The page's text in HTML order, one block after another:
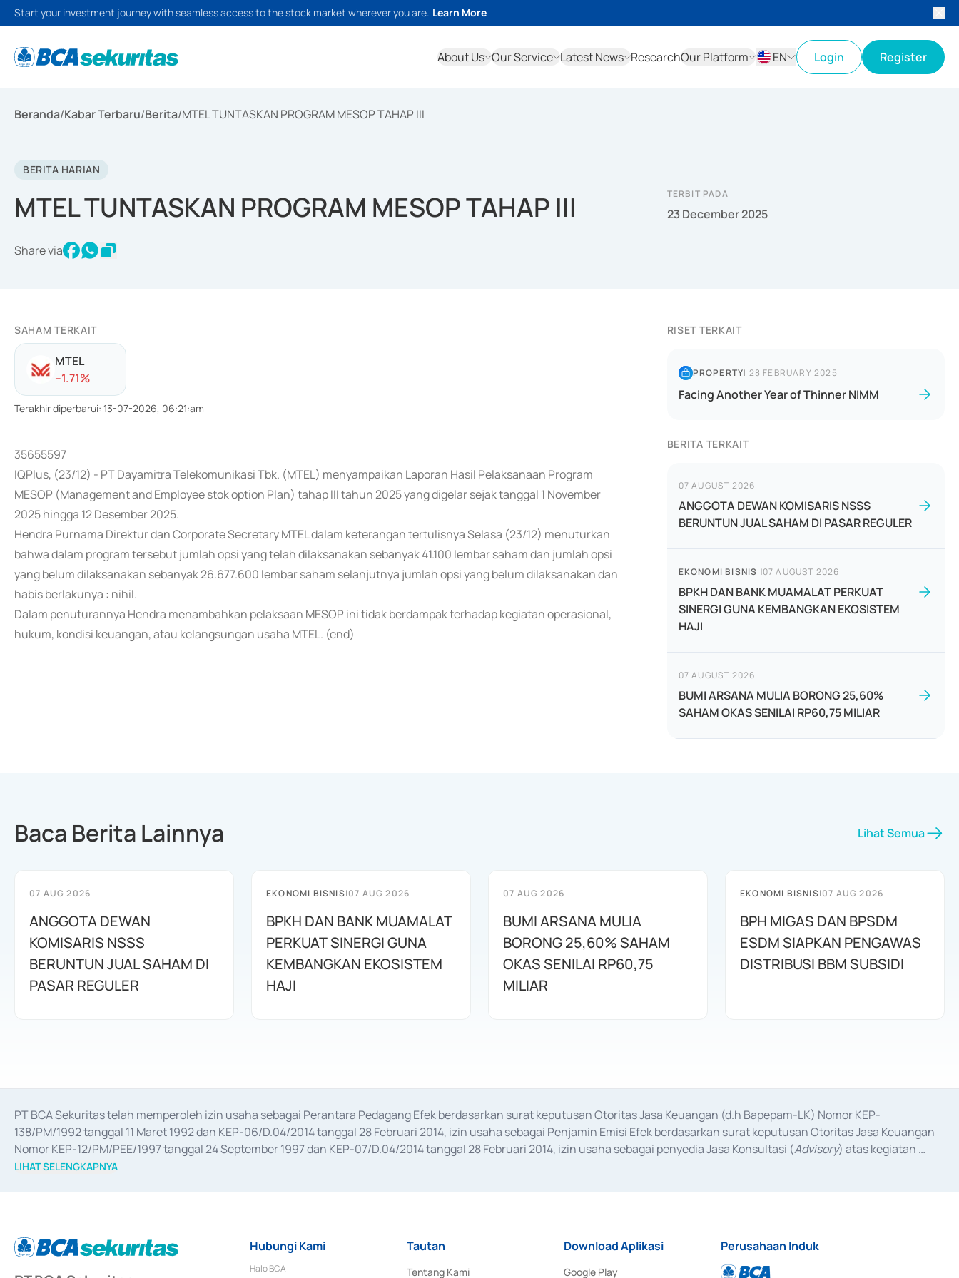
Start your investment journey with seamless access to the stock market wherever you are. Learn More
About Us Our Service Latest News ResearchOur Platform
EN
Login Register
Beranda/Kabar Terbaru/Berita/MTEL TUNTASKAN PROGRAM MESOP TAHAP III
BERITA HARIAN
MTEL TUNTASKAN PROGRAM MESOP TAHAP III
Share via
TERBIT PADA
23 December 2025
SAHAM TERKAIT
MTEL
--1.71%
Terakhir diperbarui: 13-07-2026, 06:21:am
35655597
IQPlus, (23/12) - PT Dayamitra Telekomunikasi Tbk. (MTEL) menyampaikan Laporan Hasil Pelaksanaan Program
MESOP (Management and Employee stok option Plan) tahap III tahun 2025 yang digelar sejak tanggal 1 November
2025 hingga 12 Desember 2025.
Hendra Purnama Direktur dan Corporate Secretary MTEL dalam keterangan tertulisnya Selasa (23/12) menuturkan
bahwa dalam program tersebut jumlah opsi yang telah dilaksanakan sebanyak 41.100 lembar saham dan jumlah opsi
yang belum dilaksanakan sebanyak 26.677.600 lembar saham selanjutnya jumlah opsi yang belum dilaksanakan dan
habis berlakunya : nihil.
Dalam penuturannya Hendra menambahkan pelaksaan MESOP ini tidak berdampak terhadap kegiatan operasional,
hukum, kondisi keuangan, atau kelangsungan usaha MTEL. (end)
RISET TERKAIT
PROPERTY| 28 FEBRUARY 2025
Facing Another Year of Thinner NIMM
BERITA TERKAIT
07 AUGUST 2026
ANGGOTA DEWAN KOMISARIS NSSS
BERUNTUN JUAL SAHAM DI PASAR REGULER
EKONOMI BISNIS |07 AUGUST 2026
BPKH DAN BANK MUAMALAT PERKUAT
SINERGI GUNA KEMBANGKAN EKOSISTEM
HAJI
07 AUGUST 2026
BUMI ARSANA MULIA BORONG 25,60%
SAHAM OKAS SENILAI RP60,75 MILIAR
Baca Berita Lainnya Lihat Semua
07 AUG 2026
ANGGOTA DEWAN
KOMISARIS NSSS
BERUNTUN JUAL SAHAM DI
PASAR REGULER
EKONOMI BISNIS|07 AUG 2026
BPKH DAN BANK MUAMALAT
PERKUAT SINERGI GUNA
KEMBANGKAN EKOSISTEM
HAJI
07 AUG 2026
BUMI ARSANA MULIA
BORONG 25,60% SAHAM
OKAS SENILAI RP60,75
MILIAR
EKONOMI BISNIS|07 AUG 2026
BPH MIGAS DAN BPSDM
ESDM SIAPKAN PENGAWAS
DISTRIBUSI BBM SUBSIDI
PT BCA Sekuritas telah memperoleh izin usaha sebagai Perantara Pedagang Efek berdasarkan surat keputusan Otoritas Jasa Keuangan (d.h Bapepam-LK) Nomor KEP-
138/PM/1992 tanggal 11 Maret 1992 dan KEP-06/D.04/2014 tanggal 28 Februari 2014, izin usaha sebagai Penjamin Emisi Efek berdasarkan surat keputusan Otoritas Jasa Keuangan
Nomor KEP-12/PM/PEE/1997 tanggal 24 September 1997 dan KEP-07/D.04/2014 tanggal 28 Februari 2014, izin usaha sebagai penyedia Jasa Konsultasi (Advisory) atas kegiatan
merger, akuisisi, divestasi, dan
LIHAT SELENGKAPNYA
Hubungi Kami
Halo BCA
Tautan
Tentang Kami
Download Aplikasi
Google Play
Perusahaan Induk